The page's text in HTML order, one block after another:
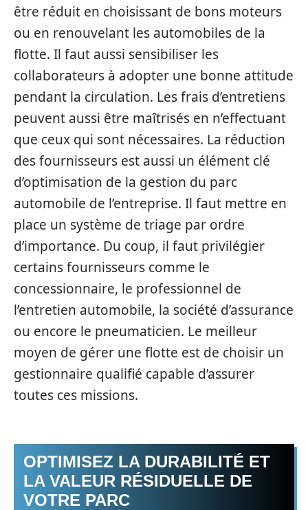
être réduit en choisissant de bons moteurs
ou en renouvelant les automobiles de la
flotte. Il faut aussi sensibiliser les
collaborateurs à adopter une bonne attitude
pendant la circulation. Les frais d’entretiens
peuvent aussi être maîtrisés en n’effectuant
que ceux qui sont nécessaires. La réduction
des fournisseurs est aussi un élément clé
d’optimisation de la gestion du parc
automobile de l’entreprise. Il faut mettre en
place un système de triage par ordre
d’importance. Du coup, il faut privilégier
certains fournisseurs comme le
concessionnaire, le professionnel de
l’entretien automobile, la société d’assurance
ou encore le pneumaticien. Le meilleur
moyen de gérer une flotte est de choisir un
gestionnaire qualifié capable d’assurer
toutes ces missions.
OPTIMISEZ LA DURABILITÉ ET
LA VALEUR RÉSIDUELLE DE
VOTRE PARC